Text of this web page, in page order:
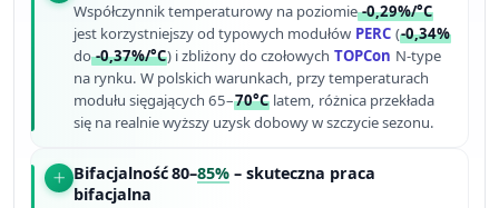
Współczynnik temperaturowy na poziomie-0,29%/°C
jest korzystniejszy od typowych modułów PERC (-0,34%
do-0,37%/°C) i zbliżony do czołowych TOPCon N-type
na rynku. W polskich warunkach, przy temperaturach
modułu sięgających 65–70°C latem, różnica przekłada
się na realnie wyższy uzysk dobowy w szczycie sezonu.
Bifacjalność 80–85% – skuteczna praca
bifacjalna